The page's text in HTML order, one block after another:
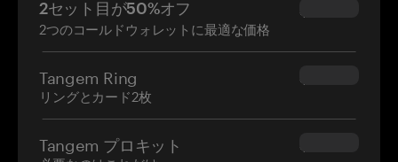
2セット目が50%オフ
2つのコールドウォレットに最適な価格
$34.95
Tangem Ring
リングとカード2枚
$160.00
Tangem プロキット $180.00